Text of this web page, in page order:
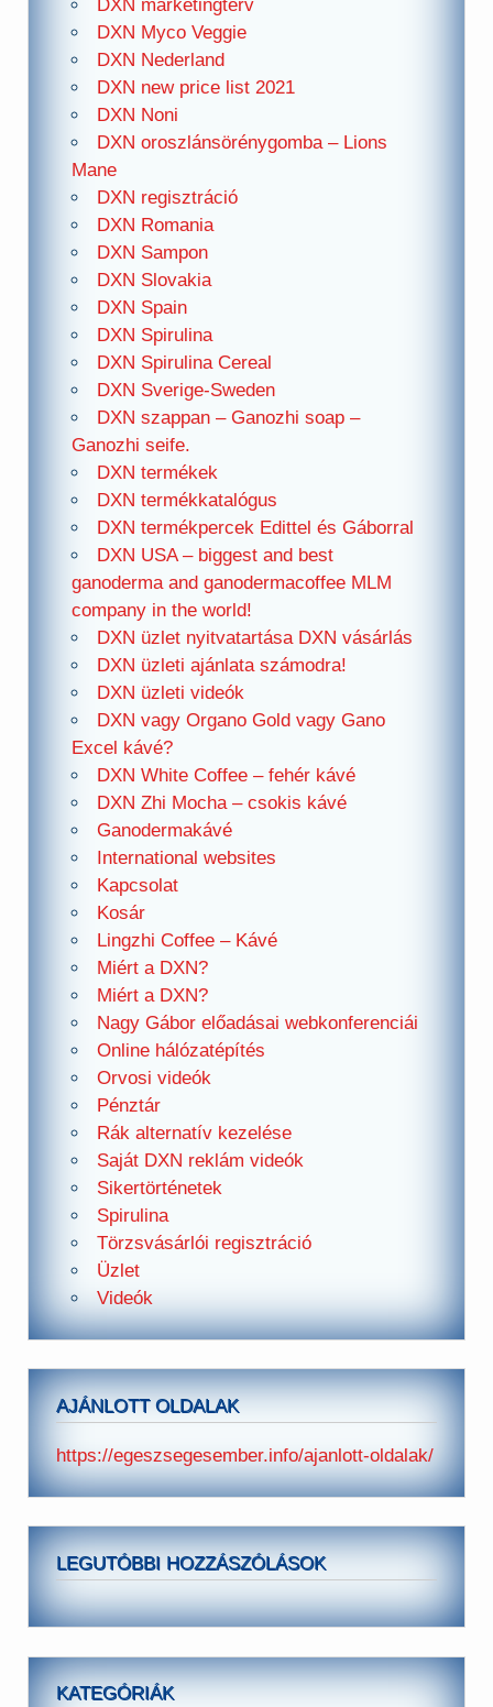
DXN marketingterv
DXN Myco Veggie
DXN Nederland
DXN new price list 2021
DXN Noni
DXN oroszlánsörénygomba – Lions
Mane
DXN regisztráció
DXN Romania
DXN Sampon
DXN Slovakia
DXN Spain
DXN Spirulina
DXN Spirulina Cereal
DXN Sverige-Sweden
DXN szappan – Ganozhi soap –
Ganozhi seife.
DXN termékek
DXN termékkatalógus
DXN termékpercek Edittel és Gáborral
DXN USA – biggest and best
ganoderma and ganodermacoffee MLM
company in the world!
DXN üzlet nyitvatartása DXN vásárlás
DXN üzleti ajánlata számodra!
DXN üzleti videók
DXN vagy Organo Gold vagy Gano
Excel kávé?
DXN White Coffee – fehér kávé
DXN Zhi Mocha – csokis kávé
Ganodermakávé
International websites
Kapcsolat
Kosár
Lingzhi Coffee – Kávé
Miért a DXN?
Miért a DXN?
Nagy Gábor előadásai webkonferenciái
Online hálózatépítés
Orvosi videók
Pénztár
Rák alternatív kezelése
Saját DXN reklám videók
Sikertörténetek
Spirulina
Törzsvásárlói regisztráció
Üzlet
Videók
AJÁNLOTT OLDALAK
https://egeszsegesember.info/ajanlott-oldalak/
LEGUTÓBBI HOZZÁSZÓLÁSOK
KATEGÓRIÁK